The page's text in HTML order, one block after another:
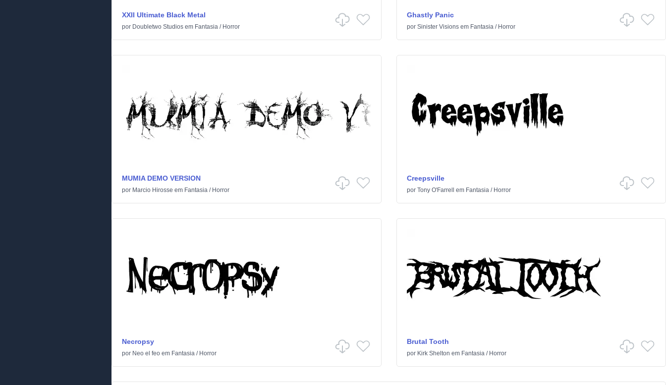
XXII Ultimate Black Metal
por Doubletwo Studios em Fantasia / Horror
Ghastly Panic
por Sinister Visionsem Fantasia/ Horror
MUMIA DEMO VERSION
por Marcio Hirosse em Fantasia / Horror
Creepsville
por Tony O'Farrell em Fantasia/ Horror
Necropsy
por Neo el feo em Fantasia / Horror
Brutal Tooth
por Kirk Shelton em Fantasia/ Horror